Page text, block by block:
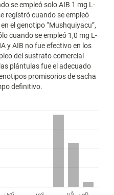
se empleó solo AIB 1 mg L-
registró cuando se empleó
el genotipo “Mushquiyacu”,
cuando se empleó 1,0 mg L-
y AIB no fue efectivo en los
del sustrato comercial
plántulas fue el adecuado
promisorios de sacha
definitivo.